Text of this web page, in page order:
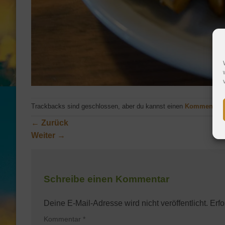
Trackbacks sind geschlossen, aber du kannst einen Kommentar
← Zurück
Weiter →
Schreibe einen Kommentar
Deine E-Mail-Adresse wird nicht veröffentlicht.
Kommentar *